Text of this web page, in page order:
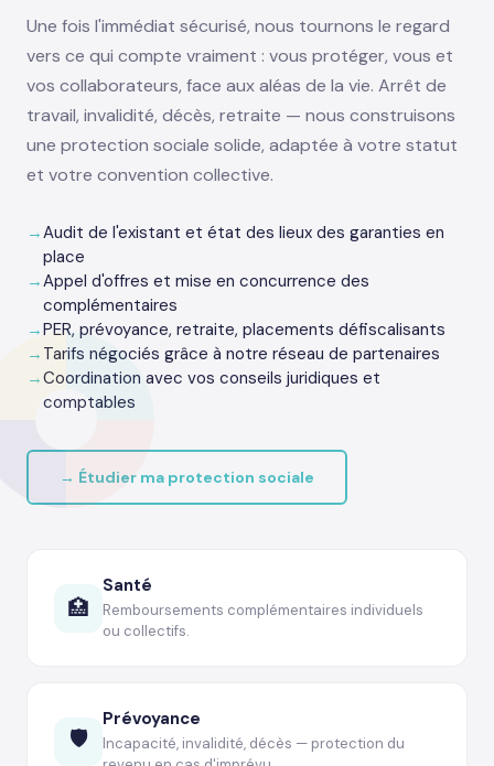
Une fois l'immédiat sécurisé, nous tournons le regard
vers ce qui compte vraiment : vous protéger, vous et
vos collaborateurs, face aux aléas de la vie. Arrêt de
travail, invalidité, décès, retraite — nous construisons
une protection sociale solide, adaptée à votre statut
et votre convention collective.
Audit de l'existant et état des lieux des garanties en
place
Appel d'offres et mise en concurrence des
complémentaires
PER, prévoyance, retraite, placements défiscalisants
Tarifs négociés grâce à notre réseau de partenaires
Coordination avec vos conseils juridiques et
comptables
→ Étudier ma protection sociale
🏥
Santé
Remboursements complémentaires individuels
ou collectifs.
🛡️
Prévoyance
Incapacité, invalidité, décès — protection du